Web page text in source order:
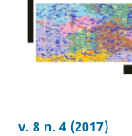
v. 8 n. 4 (2017)